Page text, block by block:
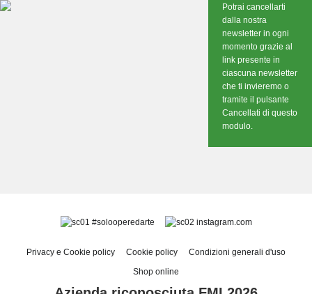
Potrai cancellarti
dalla nostra
newsletter in ogni
momento grazie al
link presente in
ciascuna newsletter
che ti invieremo o
tramite il pulsante
Cancellati di questo
modulo.
#solooperedarte instagram.com
Privacy e Cookie policy Cookie policy
Condizioni generali d'uso
Shop online